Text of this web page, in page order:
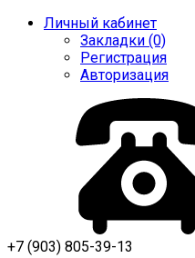
Личный кабинет
Закладки (0)
Регистрация
Авторизация
+7 (903) 805-39-13